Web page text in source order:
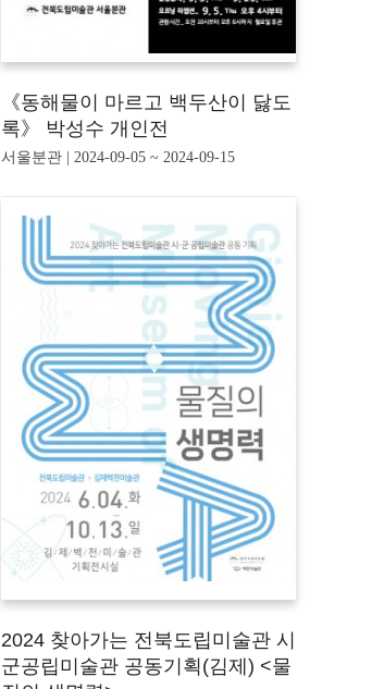
《동해물이 마르고 백두산이 닳도
록》 박성수 개인전
서울분관 | 2024-09-05 ~ 2024-09-15
2024 찾아가는 전북도립미술관 시
군공립미술관 공동기획(김제) <물